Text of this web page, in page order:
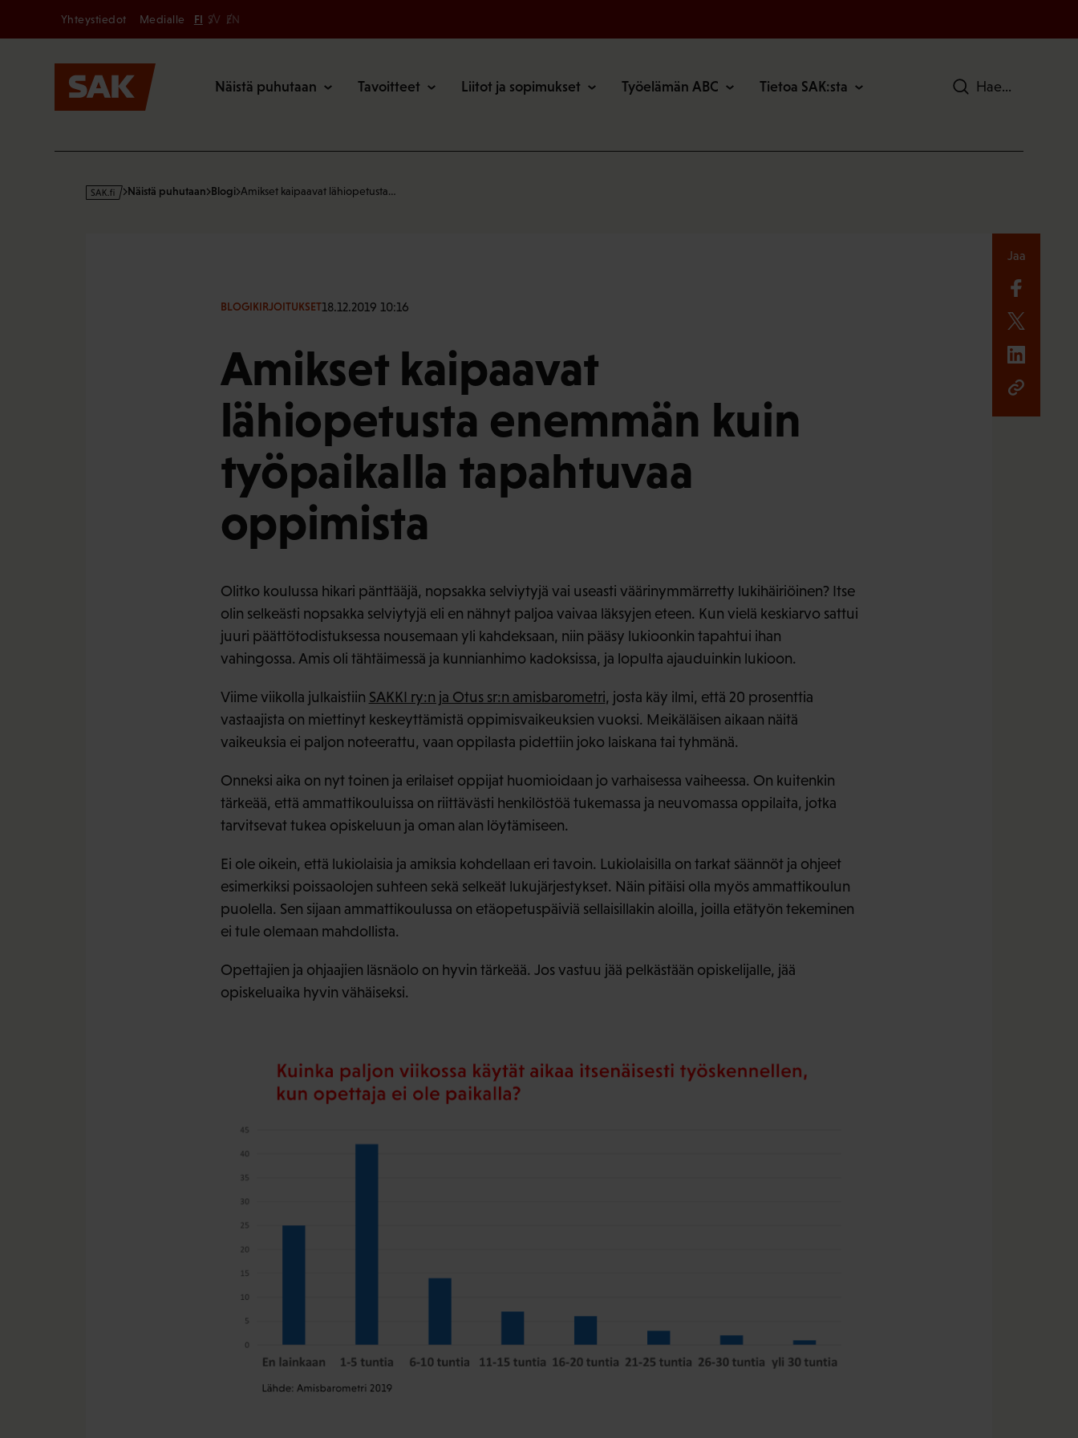
Secondary
Yhteystiedot Medialle FI SV EN
Näistä puhutaan Tavoitteet Liitot ja sopimukset Työelämän ABC Tietoa SAK:sta Hae
s
Näistä puhutaan Blogi Amikset kaipaavat lähiopetusta…
BLOGIKIRJOITUKSET18.12.2019 10:16
Amikset kaipaavat
lähiopetusta enemmän kuin
työpaikalla tapahtuvaa
oppimista
Olitko koulussa hikari pänttääjä, nopsakka selviytyjä vai useasti väärinymmärretty lukihäiriöinen? Itse
olin selkeästi nopsakka selviytyjä eli en nähnyt paljoa vaivaa läksyjen eteen. Kun vielä keskiarvo sattui
juuri päättötodistuksessa nousemaan yli kahdeksaan, niin pääsy lukioonkin tapahtui ihan
vahingossa. Amis oli tähtäimessä ja kunnianhimo kadoksissa, ja lopulta ajauduinkin lukioon.
Viime viikolla julkaistiin SAKKI ry:n ja Otus sr:n amisbarometri, josta käy ilmi, että 20 prosenttia
vastaajista on miettinyt keskeyttämistä oppimisvaikeuksien vuoksi. Meikäläisen aikaan näitä
vaikeuksia ei paljon noteerattu, vaan oppilasta pidettiin joko laiskana tai tyhmänä.
Onneksi aika on nyt toinen ja erilaiset oppijat huomioidaan jo varhaisessa vaiheessa. On kuitenkin
tärkeää, että ammattikouluissa on riittävästi henkilöstöä tukemassa ja neuvomassa oppilaita, jotka
tarvitsevat tukea opiskeluun ja oman alan löytämiseen.
Ei ole oikein, että lukiolaisia ja amiksia kohdellaan eri tavoin. Lukiolaisilla on tarkat säännöt ja ohjeet
esimerkiksi poissaolojen suhteen sekä selkeät lukujärjestykset. Näin pitäisi olla myös ammattikoulun
puolella. Sen sijaan ammattikoulussa on etäopetuspäiviä sellaisillakin aloilla, joilla etätyön tekeminen
ei tule olemaan mahdollista.
Opettajien ja ohjaajien läsnäolo on hyvin tärkeää. Jos vastuu jää pelkästään opiskelijalle, jää
opiskeluaika hyvin vähäiseksi.
Jaa